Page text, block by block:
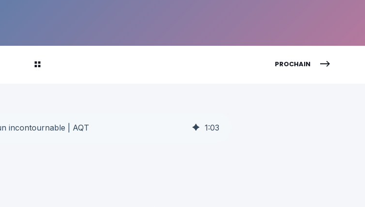
PROCHAIN
incontournable | AQT 1:03